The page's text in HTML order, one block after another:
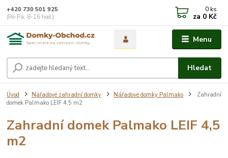
Menu
Hledat
+420 730 501 925
(Po-Pá, 8-16 hod.)
0 ks
za 0 Kč
Úvod Nářaďové zahradní domky Nářaďové domky Palmako
Zahradní
domek Palmako LEIF 4,5 m2
Zahradní domek Palmako LEIF 4,5
m2